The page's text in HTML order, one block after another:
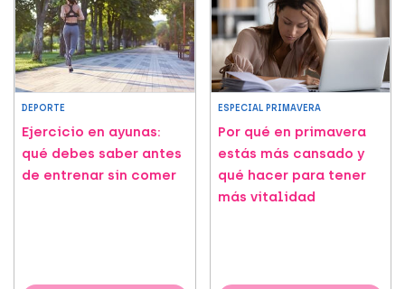
DEPORTE
Ejercicio en ayunas:
qué debes saber antes
de entrenar sin comer
ESPECIAL PRIMAVERA
Por qué en primavera
estás más cansado y
qué hacer para tener
más vitalidad